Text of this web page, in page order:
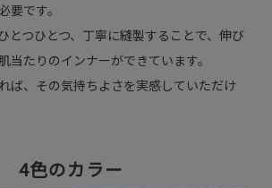
要です。
とつひとつ、丁寧に縫製することで、伸び
当たりのインナーができています。
ば、その気持ちよさを実感していただけ
4色のカラー